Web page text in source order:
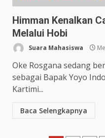
Himman Kenalkan
Melalui Hobi
Suara Mahasiswa
Oke Rosgana sedang
sebagai Bapak Yoyo
Kartimi...
Baca Selengkapnya